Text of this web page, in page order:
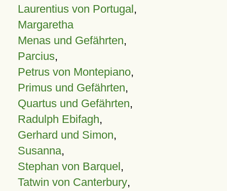
Laurentius von Portugal,
Margaretha
Menas und Gefährten,
Parcius,
Petrus von Montepiano,
Primus und Gefährten,
Quartus und Gefährten,
Radulph Ebifagh,
Gerhard und Simon,
Susanna,
Stephan von Barquel,
Tatwin von Canterbury,